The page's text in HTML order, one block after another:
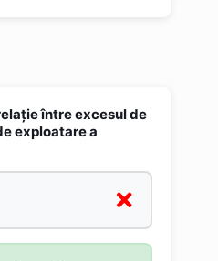
între excesul de
exploatare a